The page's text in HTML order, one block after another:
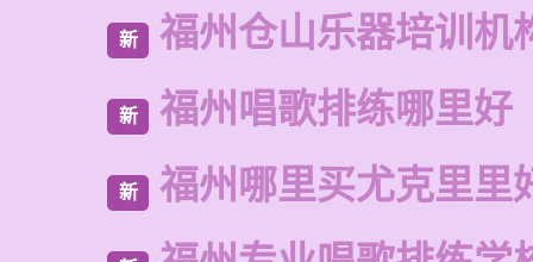
新 福州仓山乐器培训机
新 福州唱歌排练哪里好
新 福州哪里买尤克里里